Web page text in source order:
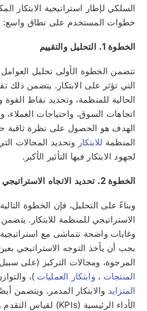
السلكي لإطار استراتيجية الابتكار
خطوات المستخدم على نطاق واسع:
الخطوة 1. التحليل والتقييم
تتضمن الخطوة الأولى تحليل العوامل
التي تؤثر على الابتكار. يتضمن ذلك
الحالية للمنظمة، وتحديد نقاط
اتجاهات السوق، واحتياجات العملاء،
الهدف هو الحصول على نظرة ثاقبة
المنظمة للابتكار وتحديد المجالات
لجهود الابتكار فيها التأثير الأكبر.
الخطوة 2. تحديد الاتجاه الاستراتيجي
وبناءً على التحليل، فإن الخطوة
الاستراتيجي للمنظمة للابتكار.
وغايات واضحة تتماشى مع
يجب أن يأخذ التوجه الاستراتيجي بعين
المرجوة، ومجالات التركيز (على سبيل
المنتجات ، وابتكار العمليات )،
المتزايد والابتكار المدمر. ويتضمن
الأداء الرئيسية (KPIs) لقياس التقدم والنجاح.